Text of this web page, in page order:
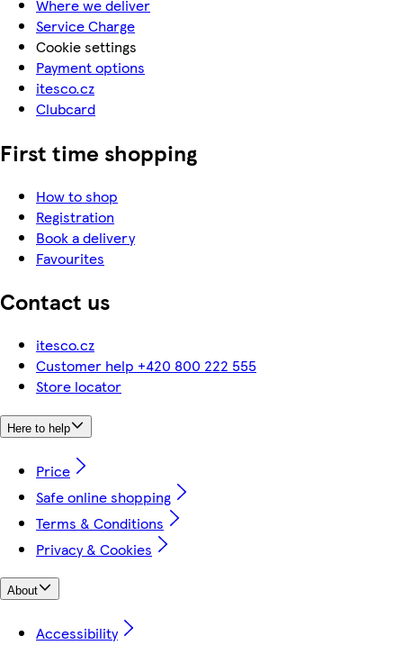
Where we deliver
Service Charge
Cookie settings
Payment options
itesco.cz
Clubcard
First time shopping
How to shop
Registration
Book a delivery
Favourites
Contact us
itesco.cz
Customer help +420 800 222 555
Store locator
Here to help
Price
Safe online shopping
Terms & Conditions
Privacy & Cookies
About
Accessibility